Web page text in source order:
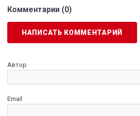
Комментарии (0)
НАПИСАТЬ КОММЕНТАРИЙ
Автор
Email